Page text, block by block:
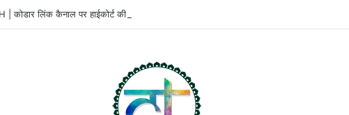
कोडार लिंक कैनाल पर हाईकोर्ट की बड़ी राहत